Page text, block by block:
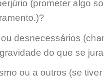
(prometer algo
desnecessários
do que se
ou a outros (se